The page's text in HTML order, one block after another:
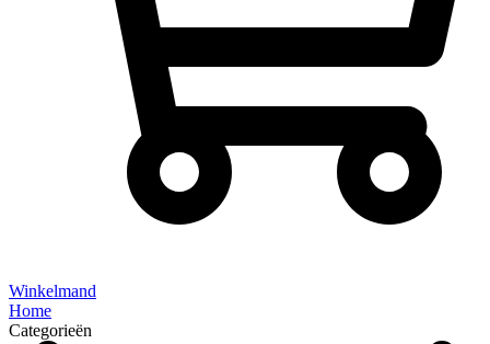
Winkelmand
Home
Categorieën